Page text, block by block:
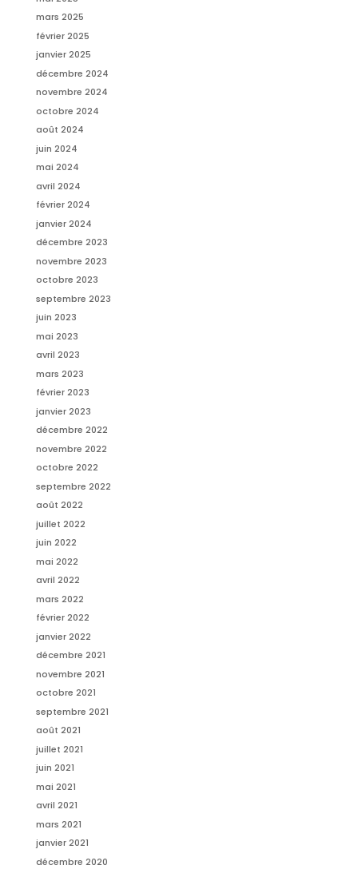
mars 2025
février 2025
janvier 2025
décembre 2024
novembre 2024
octobre 2024
août 2024
juin 2024
mai 2024
avril 2024
février 2024
janvier 2024
décembre 2023
novembre 2023
octobre 2023
septembre 2023
juin 2023
mai 2023
avril 2023
mars 2023
février 2023
janvier 2023
décembre 2022
novembre 2022
octobre 2022
septembre 2022
août 2022
juillet 2022
juin 2022
mai 2022
avril 2022
mars 2022
février 2022
janvier 2022
décembre 2021
novembre 2021
octobre 2021
septembre 2021
août 2021
juillet 2021
juin 2021
mai 2021
avril 2021
mars 2021
janvier 2021
décembre 2020